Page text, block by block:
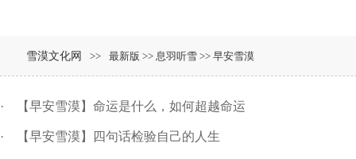
雪漠文化网 >> 最新版 >> 息羽听雪 >> 早安雪漠
· 【早安雪漠】命运是什么，如何超越命运
· 【早安雪漠】四句话检验自己的人生